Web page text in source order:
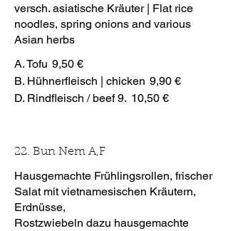
versch. asiatische Kräuter | Flat rice
noodles, spring onions and various
Asian herbs
A. Tofu 9,50 €
B. Hühnerfleisch | chicken 9,90 €
D. Rindfleisch / beef 9. 10,50 €
22. Bun Nem A,F
Hausgemachte Frühlingsrollen, frischer
Salat mit vietnamesischen Kräutern,
Erdnüsse,
Rostzwiebeln dazu hausgemachte